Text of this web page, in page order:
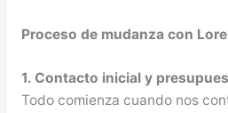
Proceso de mudanza con
1. Contacto inicial y
Todo comienza cuando nos